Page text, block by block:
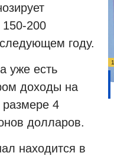
200
году.
уже есть
доходы на
размере 4
долларов.
находится в